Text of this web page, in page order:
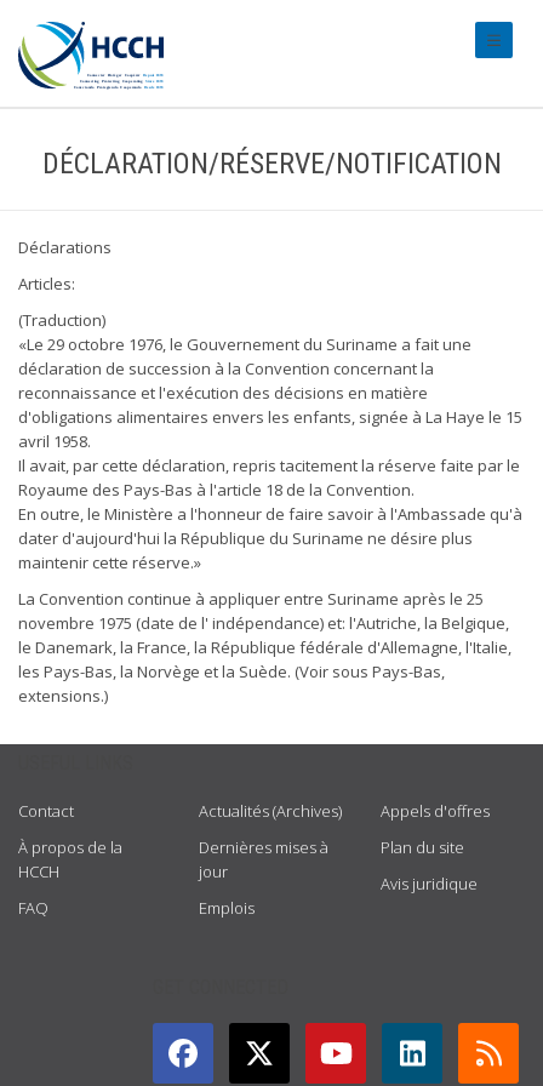
DÉCLARATION/RÉSERVE/NOTIFICATION
Déclarations
Articles:
(Traduction)
«Le 29 octobre 1976, le Gouvernement du Suriname a fait une
déclaration de succession à la Convention concernant la
reconnaissance et l'exécution des décisions en matière
d'obligations alimentaires envers les enfants, signée à La Haye le 15
avril 1958.
Il avait, par cette déclaration, repris tacitement la réserve faite par le
Royaume des Pays-Bas à l'article 18 de la Convention.
En outre, le Ministère a l'honneur de faire savoir à l'Ambassade qu'à
dater d'aujourd'hui la République du Suriname ne désire plus
maintenir cette réserve.»
La Convention continue à appliquer entre Suriname après le 25
novembre 1975 (date de l' indépendance) et: l'Autriche, la Belgique,
le Danemark, la France, la République fédérale d'Allemagne, l'Italie,
les Pays-Bas, la Norvège et la Suède. (Voir sous Pays-Bas,
extensions.)
Contact
À propos de la
HCCH
FAQ
Actualités (Archives)
Dernières mises à
jour
Emplois
Appels d'offres
Plan du site
Avis juridique